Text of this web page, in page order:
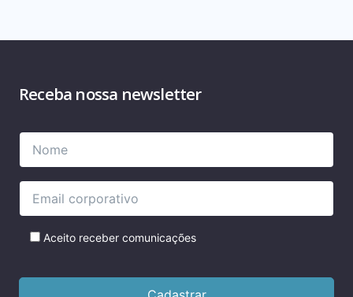
Receba nossa newsletter
leave
this
field
empty.
leave
this
field
empty.
Aceito receber comunicações